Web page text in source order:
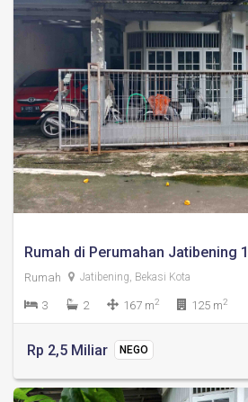
Rumah di Perumahan Jatibening
Rumah Jatibening, Bekasi Kota
3 2 167 m2 125 m2
Rp 2,5 Miliar NEGO